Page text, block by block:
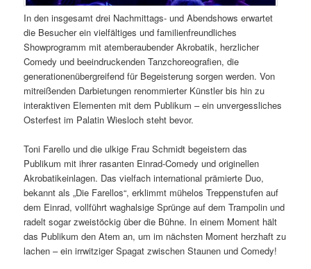
In den insgesamt drei Nachmittags- und Abendshows erwartet
die Besucher ein vielfältiges und familienfreundliches
Showprogramm mit atemberaubender Akrobatik, herzlicher
Comedy und beeindruckenden Tanzchoreografien, die
generationenübergreifend für Begeisterung sorgen werden. Von
mitreißenden Darbietungen renommierter Künstler bis hin zu
interaktiven Elementen mit dem Publikum – ein unvergessliches
Osterfest im Palatin Wiesloch steht bevor.
Toni Farello und die ulkige Frau Schmidt begeistern das
Publikum mit ihrer rasanten Einrad-Comedy und originellen
Akrobatikeinlagen. Das vielfach international prämierte Duo,
bekannt als „Die Farellos“, erklimmt mühelos Treppenstufen auf
dem Einrad, vollführt waghalsige Sprünge auf dem Trampolin und
radelt sogar zweistöckig über die Bühne. In einem Moment hält
das Publikum den Atem an, um im nächsten Moment herzhaft zu
lachen – ein irrwitziger Spagat zwischen Staunen und Comedy!